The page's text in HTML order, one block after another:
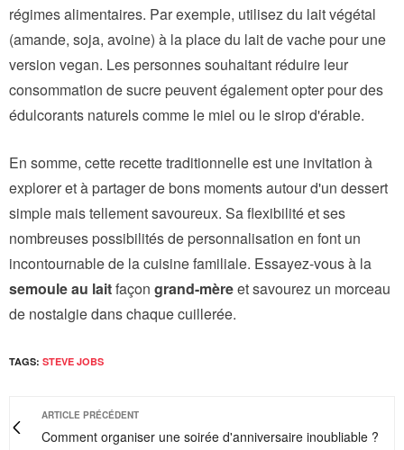
régimes alimentaires. Par exemple, utilisez du lait végétal
(amande, soja, avoine) à la place du lait de vache pour une
version vegan. Les personnes souhaitant réduire leur
consommation de sucre peuvent également opter pour des
édulcorants naturels comme le miel ou le sirop d'érable.
En somme, cette recette traditionnelle est une invitation à
explorer et à partager de bons moments autour d'un dessert
simple mais tellement savoureux. Sa flexibilité et ses
nombreuses possibilités de personnalisation en font un
incontournable de la cuisine familiale. Essayez-vous à la
semoule au laitfaçon grand-mèreet savourez un morceau
de nostalgie dans chaque cuillerée.
TAGS: STEVE JOBS
ARTICLE PRÉCÉDENT
Comment organiser une soirée d'anniversaire inoubliable ?